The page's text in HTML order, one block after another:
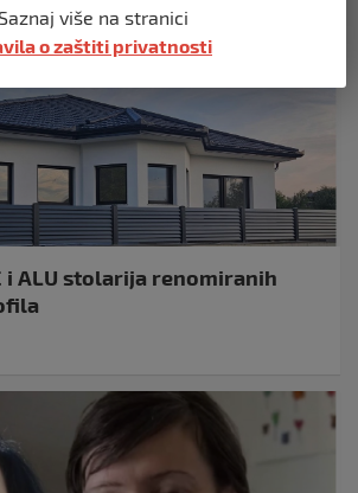
i ALU stolarija renomiranih
Saznaj više na stranici
o zaštiti privatnosti